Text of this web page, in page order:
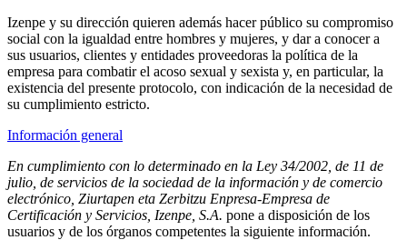
Izenpe y su dirección quieren además hacer público su compromiso
social con la igualdad entre hombres y mujeres, y dar a conocer a
sus usuarios, clientes y entidades proveedoras la política de la
empresa para combatir el acoso sexual y sexista y, en particular, la
existencia del presente protocolo, con indicación de la necesidad de
su cumplimiento estricto.
Información general
En cumplimiento con lo determinado en la Ley 34/2002, de 11 de
julio, de servicios de la sociedad de la información y de comercio
electrónico, Ziurtapen eta Zerbitzu Enpresa-Empresa de
Certificación y Servicios, Izenpe, S.A. pone a disposición de los
usuarios y de los órganos competentes la siguiente información.